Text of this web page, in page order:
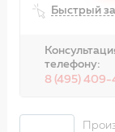
Быстрый
телефону:
8 (495)